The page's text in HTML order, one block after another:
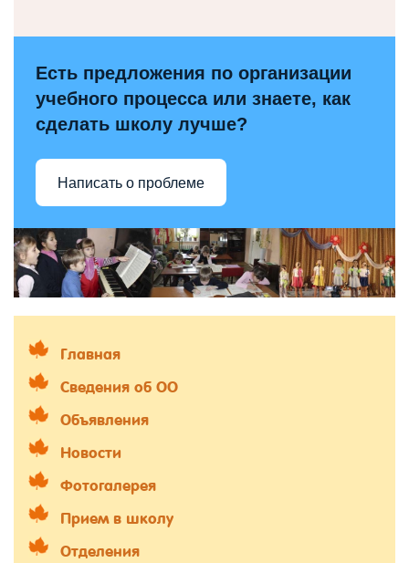
Есть предложения по организации
учебного процесса или знаете, как
сделать школу лучше?
Написать о проблеме
Главная
Сведения об ОО
Объявления
Новости
Фотогалерея
Прием в школу
Отделения